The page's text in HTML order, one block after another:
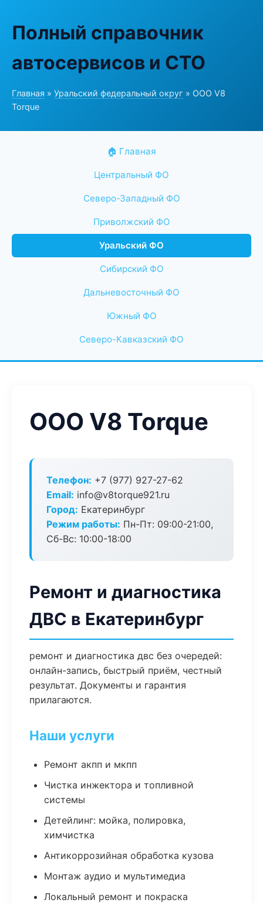
Полный справочник
автосервисов и СТО
Главная » Уральский федеральный округ » ООО V8
Torque
🏠 Главная
Центральный ФО
Северо-Западный ФО
Приволжский ФО
Уральский ФО
Сибирский ФО
Дальневосточный ФО
Южный ФО
Северо-Кавказский ФО
ООО V8 Torque
Телефон: +7 (977) 927-27-62
Email: info@v8torque921.ru
Город: Екатеринбург
Режим работы: Пн-Пт: 09:00-21:00,
Сб-Вс: 10:00-18:00
Ремонт и диагностика
ДВС в Екатеринбург
ремонт и диагностика двс без очередей:
онлайн-запись, быстрый приём, честный
результат. Документы и гарантия
прилагаются.
Наши услуги
Ремонт акпп и мкпп
Чистка инжектора и топливной
системы
Детейлинг: мойка, полировка,
химчистка
Антикоррозийная обработка кузова
Монтаж аудио и мультимедиа
Локальный ремонт и покраска